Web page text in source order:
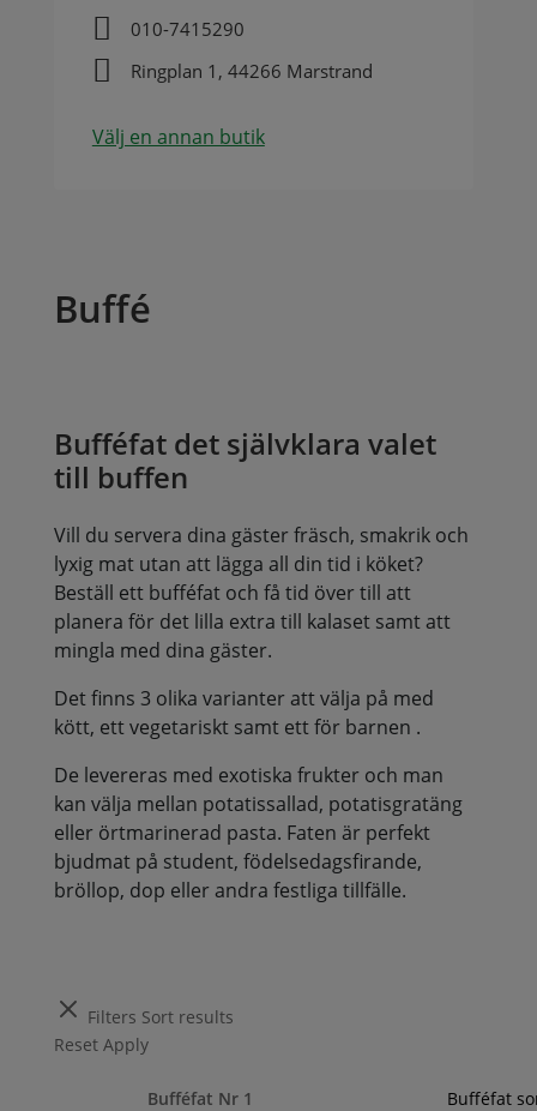
 010-7415290
 Ringplan 1, 44266 Marstrand
Välj en annan butik
Buffé
Bufféfat det självklara valet
till buffen
Vill du servera dina gäster fräsch, smakrik och
lyxig mat utan att lägga all din tid i köket?
Beställ ett bufféfat och få tid över till att
planera för det lilla extra till kalaset samt att
mingla med dina gäster.
Det finns 3 olika varianter att välja på med
kött, ett vegetariskt samt ett för barnen .
De levereras med exotiska frukter och man
kan välja mellan potatissallad, potatisgratäng
eller örtmarinerad pasta. Faten är perfekt
bjudmat på student, födelsedagsfirande,
bröllop, dop eller andra festliga tillfälle.
Filters Sort results
Reset Apply
Bufféfat Nr 1
Bufféfat